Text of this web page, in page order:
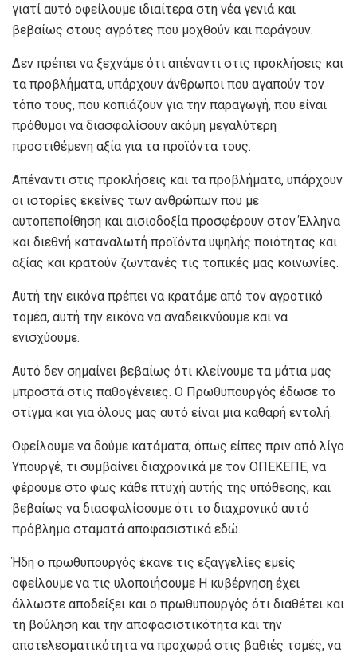
γιατί αυτό οφείλουμε ιδιαίτερα στη νέα γενιά και
βεβαίως στους αγρότες που μοχθούν και παράγουν.
Δεν πρέπει να ξεχνάμε ότι απέναντι στις προκλήσεις και
τα προβλήματα, υπάρχουν άνθρωποι που αγαπούν τον
τόπο τους, που κοπιάζουν για την παραγωγή, που είναι
πρόθυμοι να διασφαλίσουν ακόμη μεγαλύτερη
προστιθέμενη αξία για τα προϊόντα τους.
Απέναντι στις προκλήσεις και τα προβλήματα, υπάρχουν
οι ιστορίες εκείνες των ανθρώπων που με
αυτοπεποίθηση και αισιοδοξία προσφέρουν στον Έλληνα
και διεθνή καταναλωτή προϊόντα υψηλής ποιότητας και
αξίας και κρατούν ζωντανές τις τοπικές μας κοινωνίες.
Αυτή την εικόνα πρέπει να κρατάμε από τον αγροτικό
τομέα, αυτή την εικόνα να αναδεικνύουμε και να
ενισχύουμε.
Αυτό δεν σημαίνει βεβαίως ότι κλείνουμε τα μάτια μας
μπροστά στις παθογένειες. Ο Πρωθυπουργός έδωσε το
στίγμα και για όλους μας αυτό είναι μια καθαρή εντολή.
Οφείλουμε να δούμε κατάματα, όπως είπες πριν από λίγο
Υπουργέ, τι συμβαίνει διαχρονικά με τον ΟΠΕΚΕΠΕ, να
φέρουμε στο φως κάθε πτυχή αυτής της υπόθεσης, και
βεβαίως να διασφαλίσουμε ότι το διαχρονικό αυτό
πρόβλημα σταματά αποφασιστικά εδώ.
Ήδη ο πρωθυπουργός έκανε τις εξαγγελίες εμείς
οφείλουμε να τις υλοποιήσουμε Η κυβέρνηση έχει
άλλωστε αποδείξει και ο πρωθυπουργός ότι διαθέτει και
τη βούληση και την αποφασιστικότητα και την
αποτελεσματικότητα να προχωρά στις βαθιές τομές, να